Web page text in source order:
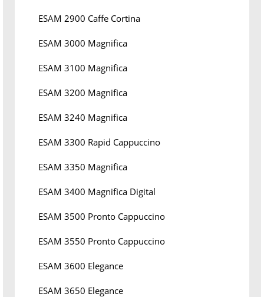
ESAM 2900 Caffe Cortina
ESAM 3000 Magnifica
ESAM 3100 Magnifica
ESAM 3200 Magnifica
ESAM 3240 Magnifica
ESAM 3300 Rapid Cappuccino
ESAM 3350 Magnifica
ESAM 3400 Magnifica Digital
ESAM 3500 Pronto Cappuccino
ESAM 3550 Pronto Cappuccino
ESAM 3600 Elegance
ESAM 3650 Elegance